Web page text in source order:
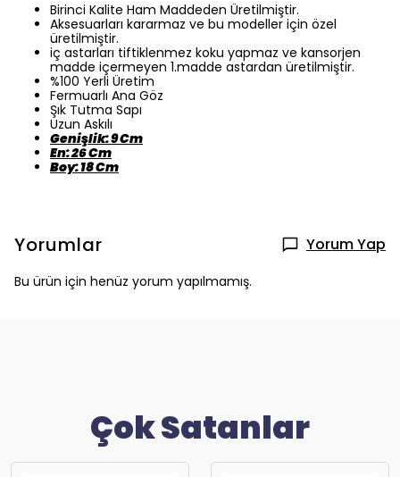
Birinci Kalite Ham Maddeden Üretilmiştir.
Aksesuarları kararmaz ve bu modeller için özel
üretilmiştir.
iç astarları tiftiklenmez koku yapmaz ve kansorjen
madde içermeyen 1.madde astardan üretilmiştir.
%100 Yerli Üretim
Fermuarlı Ana Göz
Şık Tutma Sapı
Uzun Askılı
Genişlik: 9 Cm
En: 26 Cm
Boy: 18 Cm
Yorumlar Yorum Yap
Bu ürün için henüz yorum yapılmamış.
Çok Satanlar